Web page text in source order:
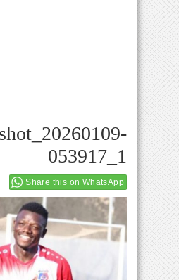
053917_1
Share this on WhatsApp